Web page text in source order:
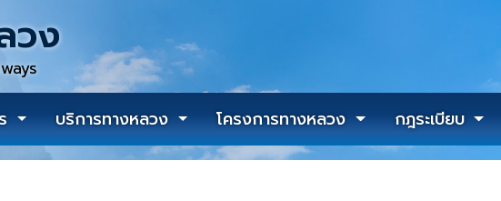
วง
บริการทางหลวง โครงการทางหลวง กฎระเบียบ